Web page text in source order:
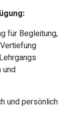
für Begleitung,
und
und persönlich